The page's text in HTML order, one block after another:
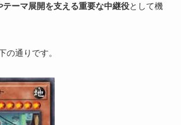
ーマ展開を支える重要な中継役として機
の通りです。